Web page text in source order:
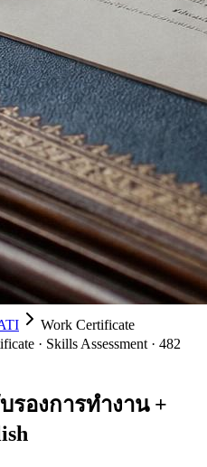
Work Certificate
· Skills Assessment · 482
รองการทำงาน +